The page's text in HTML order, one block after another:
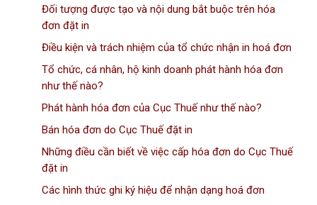
Đối tượng được tạo và nội dung bắt buộc trên hóa
đơn đặt in
Điều kiện và trách nhiệm của tổ chức nhận in hoá đơn
Tổ chức, cá nhân, hộ kinh doanh phát hành hóa đơn
như thế nào?
Phát hành hóa đơn của Cục Thuế như thế nào?
Bán hóa đơn do Cục Thuế đặt in
Những điều cần biết về việc cấp hóa đơn do Cục Thuế
đặt in
Các hình thức ghi ký hiệu để nhận dạng hoá đơn